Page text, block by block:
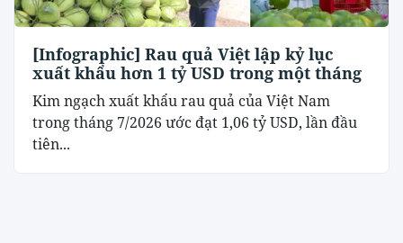
[Infographic] Rau quả Việt lập kỷ lục
xuất khẩu hơn 1 tỷ USD trong một tháng
Kim ngạch xuất khẩu rau quả của Việt Nam
trong tháng 7/2026 ước đạt 1,06 tỷ USD, lần đầu
tiên...